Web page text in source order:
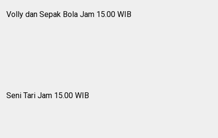
Volly dan Sepak Bola Jam 15.00 WIB
Seni Tari Jam 15.00 WIB